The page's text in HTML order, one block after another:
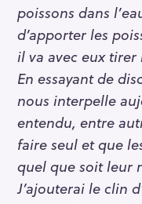
poissons dans
d’apporter les
il va avec eux tirer
En essayant de
nous interpelle
entendu, entre
faire seul et que
quel que soit leur
J’ajouterai le clin